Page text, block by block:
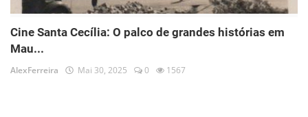
Cine Santa Cecília: O palco de grandes histórias em
Mau...
AlexFerreira Mai 30, 2025 0 1567